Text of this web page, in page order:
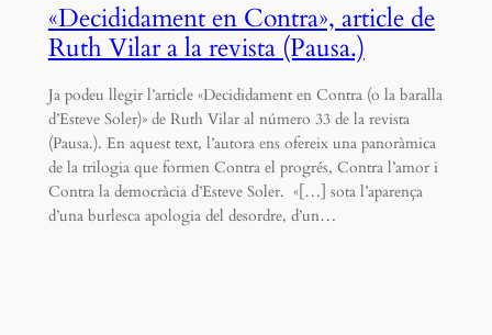
«Decididament en Contra», article de
Ruth Vilar a la revista (Pausa.)
Ja podeu llegir l’article «Decididament en Contra (o la baralla
d’Esteve Soler)» de Ruth Vilar al número 33 de la revista
(Pausa.). En aquest text, l’autora ens ofereix una panoràmica
de la trilogia que formen Contra el progrés, Contra l’amor i
Contra la democràcia d’Esteve Soler. «[…] sota l’aparença
d’una burlesca apologia del desordre, d’un…